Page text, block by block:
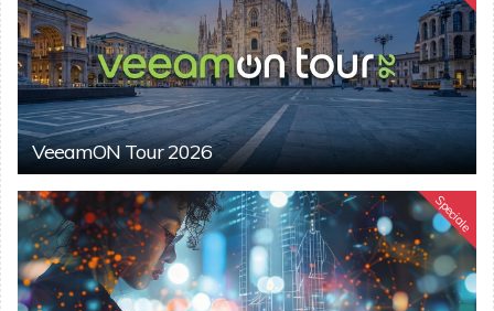
VeeamON Tour 2026
Speciale